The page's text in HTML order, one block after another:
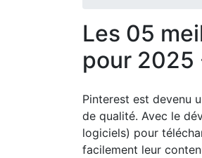
Les 05
pour 2025
Pinterest est devenu
de qualité. Avec le
logiciels) pour
facilement leur